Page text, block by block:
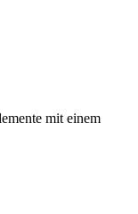
mit einem